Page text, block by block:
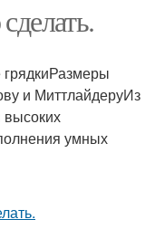
и МиттлайдеруИз
высоких
умных